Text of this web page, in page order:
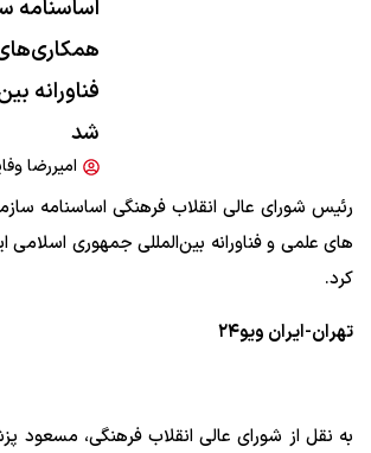
اساسنامه
فناورانه
شد
امیررضا
های علمی و فناورانه بین‌­المللی جمهوری اسلامی
کرد.
تهران-ایران ویو۲۴
به نقل از شورای عالی انقلاب فرهنگی، مسعود